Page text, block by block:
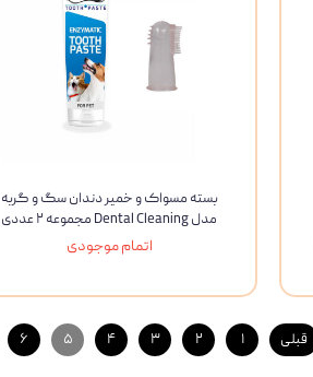
بسته مسواک و خمیر دندان سگ و گربه
مدل Dental Cleaning مجموعه ۲ عددی
اتمام موجودی
قبلی ۱ ۲ ۳ ۴ ۵ ۶